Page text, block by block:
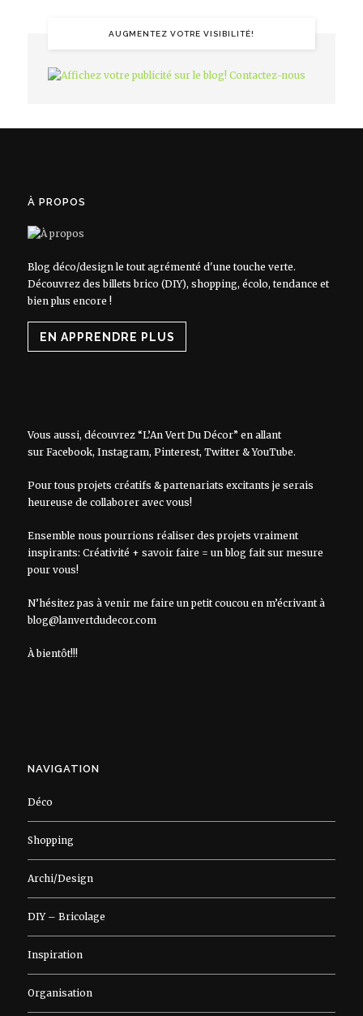
AUGMENTEZ VOTRE VISIBILITÉ!
À PROPOS
Blog déco/design le tout agrémenté d'une touche verte.
Découvrez des billets brico (DIY), shopping, écolo, tendance et
bien plus encore !
EN APPRENDRE PLUS
Vous aussi, découvrez “L’An Vert Du Décor” en allant
sur Facebook, Instagram, Pinterest, Twitter&YouTube.
Pour tous projets créatifs & partenariats excitants je serais
heureuse de collaborer avec vous!
Ensemble nous pourrions réaliser des projets vraiment
inspirants: Créativité + savoir faire = un blog fait sur mesure
pour vous!
N’hésitez pas à venir me faire un petit coucou en m’écrivant à
blog@lanvertdudecor.com
À bientôt!!!
NAVIGATION
Déco
Shopping
Archi/Design
DIY – Bricolage
Inspiration
Organisation